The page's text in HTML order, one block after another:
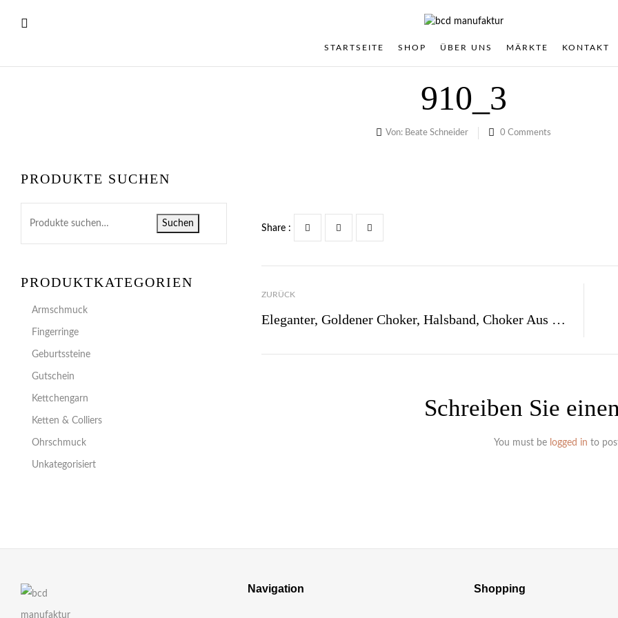
STARTSEITE SHOP ÜBER UNS MÄRKTE KONTAKT
910_3
Von: Beate Schneider 0 Comments
PRODUKTE SUCHEN
Suchen
PRODUKTKATEGORIEN
Armschmuck
Fingerringe
Geburtssteine
Gutschein
Kettchengarn
Ketten & Colliers
Ohrschmuck
Unkategorisiert
Share :
ZURÜCK
Eleganter, Goldener Choker, Halsband, Choker Aus Kräftigem 24ct Golddraht – CH910
Schreiben Sie
You must be logged in to
Navigation Shopping